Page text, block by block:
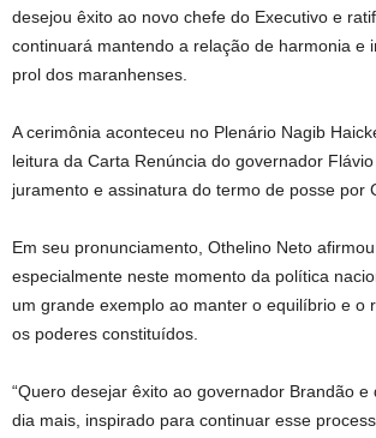
desejou êxito ao novo chefe do Executivo e
continuará mantendo a relação de harmonia e
prol dos maranhenses.
A cerimônia aconteceu no Plenário Nagib
leitura da Carta Renúncia do governador
juramento e assinatura do termo de posse por
Em seu pronunciamento, Othelino Neto
especialmente neste momento da política
um grande exemplo ao manter o equilíbrio e o
os poderes constituídos.
“Quero desejar êxito ao governador Brandão e
dia mais, inspirado para continuar esse